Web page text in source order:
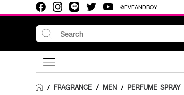
@EVEANDBOY
/ FRAGRANCE / MEN / PERFUME SPRAY